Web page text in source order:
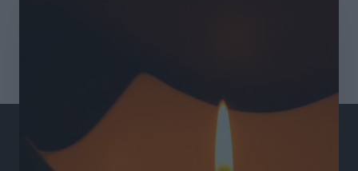
πριν 10 ώρες
Μιχάλης Χουρδάκης: «Η χώρα χρειάζεται μια
αξιόπιστη εναλλακτική κυβερνητική πρόταση»
Συνεντεύξεις